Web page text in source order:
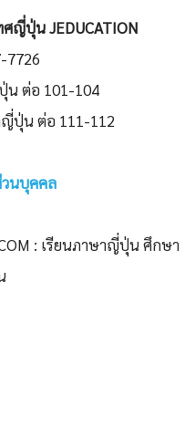
ญี่ปุ่น JEDUCATION
7726
น ต่อ 101-104
ปุ่น ต่อ 111-112
นบุคคล
: เรียนภาษาญี่ปุ่น ศึกษา